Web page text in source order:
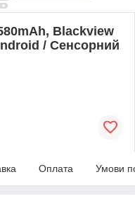
Blackview
/ Сенсорний
Оплата Умови